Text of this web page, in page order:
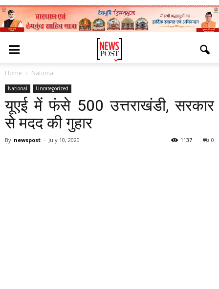
Home National
National Uncategorized
यूएई में फंसे 500 उत्तराखंडी, सरकार
से मदद की गुहार
By newspost - July 10, 2020 0
1137